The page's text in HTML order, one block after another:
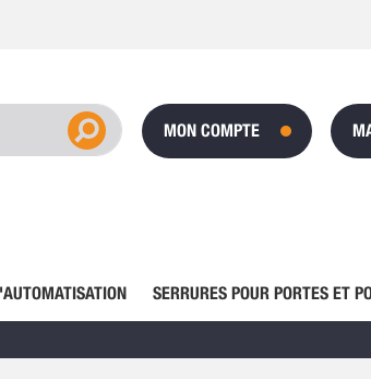
MON COMPTE
SERRURES POUR PORTES ET